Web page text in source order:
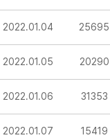
2022.01.04 25695
2022.01.05 20290
2022.01.06 31353
2022.01.07 15419